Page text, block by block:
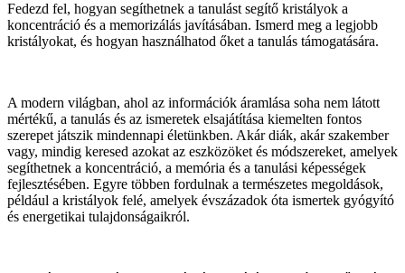
Fedezd fel, hogyan segíthetnek a tanulást segítő kristályok a
koncentráció és a memorizálás javításában. Ismerd meg a legjobb
kristályokat, és hogyan használhatod őket a tanulás támogatására.
A modern világban, ahol az információk áramlása soha nem látott
mértékű, a tanulás és az ismeretek elsajátítása kiemelten fontos
szerepet játszik mindennapi életünkben. Akár diák, akár szakember
vagy, mindig keresed azokat az eszközöket és módszereket, amelyek
segíthetnek a koncentráció, a memória és a tanulási képességek
fejlesztésében. Egyre többen fordulnak a természetes megoldások,
például a kristályok felé, amelyek évszázadok óta ismertek gyógyító
és energetikai tulajdonságaikról.